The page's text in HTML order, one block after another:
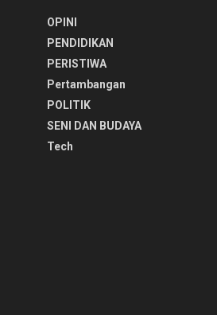
OPINI
PENDIDIKAN
PERISTIWA
Pertambangan
POLITIK
SENI DAN BUDAYA
Tech